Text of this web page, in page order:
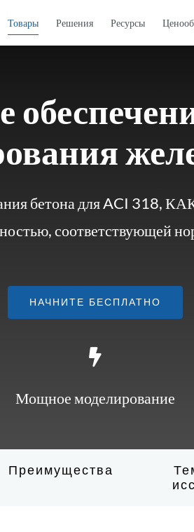
Товары Решения Ресурсы
бетона для ACI 318,
соответствующей
НАЧНИТЕ БЕСПЛАТНО
Мощное моделирование
Преимущества